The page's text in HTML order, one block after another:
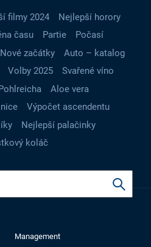
filmy 2024
Nejlepší horory
času Partie
Počasí
začátky
Auto – katalog
Volby 2025
Svařené víno
Aloe vera
Výpočet ascendentu
Nejlepší palačinky
koláč
Management